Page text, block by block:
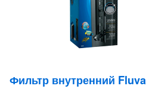
Фильтр внутренний